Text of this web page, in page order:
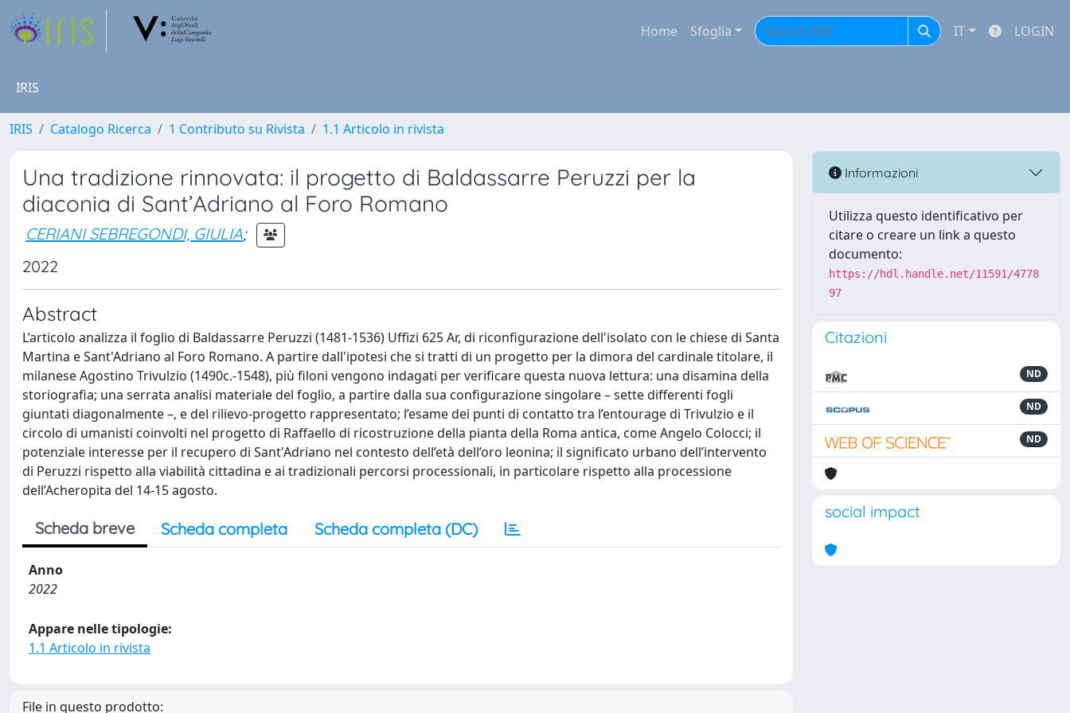
Home Sfoglia IT LOGIN
IRIS
IRIS Catalogo Ricerca 1 Contributo su Rivista 1.1 Articolo in rivista
Una tradizione rinnovata: il progetto di Baldassarre Peruzzi per la
diaconia di Sant’Adriano al Foro Romano
CERIANI SEBREGONDI, GIULIA;
2022
Abstract
L’articolo analizza il foglio di Baldassarre Peruzzi (1481-1536) Uffizi 625 Ar, di riconfigurazione dell'isolato con le chiese di Santa
Martina e Sant'Adriano al Foro Romano. A partire dall'ipotesi che si tratti di un progetto per la dimora del cardinale titolare, il
milanese Agostino Trivulzio (1490c.-1548), più filoni vengono indagati per verificare questa nuova lettura: una disamina della
storiografia; una serrata analisi materiale del foglio, a partire dalla sua configurazione singolare – sette differenti fogli
giuntati diagonalmente –, e del rilievo-progetto rappresentato; l’esame dei punti di contatto tra l’entourage di Trivulzio e il
circolo di umanisti coinvolti nel progetto di Raffaello di ricostruzione della pianta della Roma antica, come Angelo Colocci; il
potenziale interesse per il recupero di Sant'Adriano nel contesto dell’età dell’oro leonina; il significato urbano dell’intervento
di Peruzzi rispetto alla viabilità cittadina e ai tradizionali percorsi processionali, in particolare rispetto alla processione
dell’Acheropita del 14-15 agosto.
Scheda breve Scheda completa Scheda completa (DC)
Anno
2022
Appare nelle tipologie:
1.1 Articolo in rivista
File in questo prodotto:
Informazioni
Utilizza questo identificativo per
citare o creare un link a questo
documento:
https://hdl.handle.net/11591/4778
97
Citazioni
ND
ND
ND
social impact